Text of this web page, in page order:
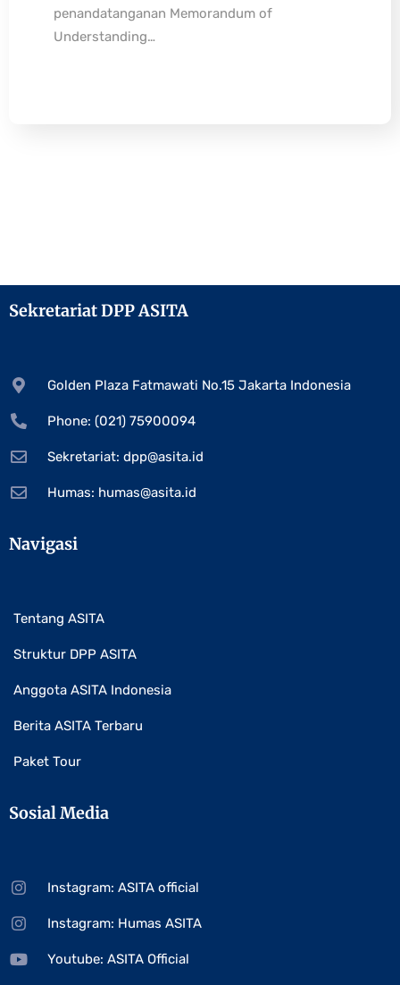
penandatanganan Memorandum of
Understanding…
Sekretariat DPP ASITA
Golden Plaza Fatmawati No.15 Jakarta Indonesia
Phone: (021) 75900094
Sekretariat: dpp@asita.id
Humas: humas@asita.id
Navigasi
Tentang ASITA
Struktur DPP ASITA
Anggota ASITA Indonesia
Berita ASITA Terbaru
Paket Tour
Sosial Media
Instagram: ASITA official
Instagram: Humas ASITA
Youtube: ASITA Official